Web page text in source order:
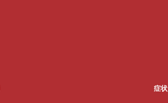
症状